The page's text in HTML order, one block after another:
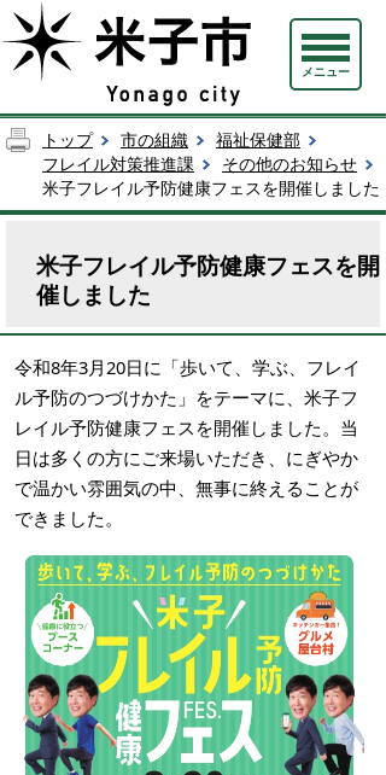
メニュー
トップ 市の組織
福祉保健部
フレイル対策推進課
その他のお知らせ
米子フレイル予防健康フェスを開催しました
米子フレイル予防健康フェスを開
催しました
令和8年3月20日に「歩いて、学ぶ、フレイ
ル予防のつづけかた」をテーマに、米子フ
レイル予防健康フェスを開催しました。当
日は多くの方にご来場いただき、にぎやか
で温かい雰囲気の中、無事に終えることが
できました。